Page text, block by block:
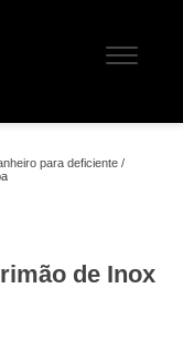
para deficiente
de Inox